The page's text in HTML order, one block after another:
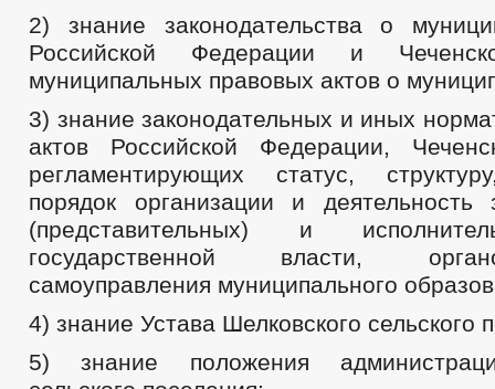
2) знание законодательства о
Российской Федерации и
муниципальных правовых актов о
3) знание законодательных и иных
актов Российской Федерации,
регламентирующих статус,
порядок организации и деятельность
(представительных) и
государственной власти,
самоуправления муниципального
4) знание Устава Шелковского сельского
5) знание положения